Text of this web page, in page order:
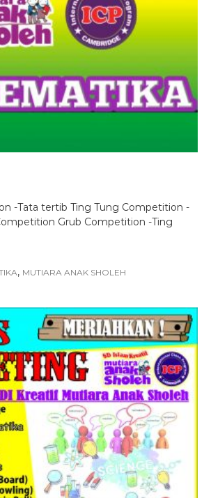
-Tata tertib Ting Tung Competition -
Grub Competition -Ting
, MUTIARA ANAK SHOLEH